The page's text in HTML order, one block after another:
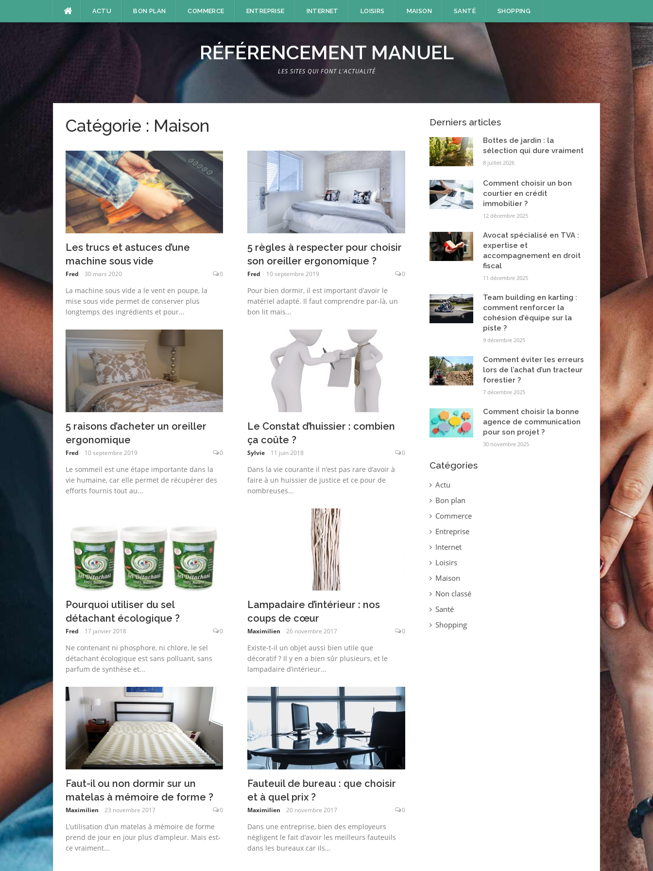
ACTU BON PLAN COMMERCE ENTREPRISE INTERNET LOISIRS MAISON SANTÉ SHOPPING
RÉFÉRENCEMENT MANUEL
LES SITES QUI FONT L'ACTUALITÉ
Catégorie : Maison
Les trucs et astuces d’une
machine sous vide
Fred 30 mars 2020 0
La machine sous vide a le vent en poupe, la
mise sous vide permet de conserver plus
longtemps des ingrédients et pour...
5 règles à respecter pour choisir
son oreiller ergonomique ?
Fred 10 septembre 2019 0
Pour bien dormir, il est important d’avoir le
matériel adapté. Il faut comprendre par-là, un
bon lit mais...
5 raisons d’acheter un oreiller
ergonomique
Fred 10 septembre 2019 0
Le sommeil est une étape importante dans la
vie humaine, car elle permet de récupérer des
efforts fournis tout au...
Le Constat d’huissier : combien
ça coûte ?
Sylvie 11 juin 2018 0
Dans la vie courante il n’est pas rare d’avoir à
faire à un huissier de justice et ce pour de
nombreuses...
Pourquoi utiliser du sel
détachant écologique ?
Fred 17 janvier 2018 0
Ne contenant ni phosphore, ni chlore, le sel
détachant écologique est sans polluant, sans
parfum de synthèse et...
Lampadaire d’intérieur : nos
coups de cœur
Maximilien 26 novembre 2017 0
Existe-t-il un objet aussi bien utile que
décoratif ? Il y en a bien sûr plusieurs, et le
lampadaire d’intérieur...
Faut-il ou non dormir sur un
matelas à mémoire de forme ?
Maximilien 23 novembre 2017 0
L’utilisation d’un matelas à mémoire de forme
prend de jour en jour plus d’ampleur. Mais est-
ce vraiment...
Fauteuil de bureau : que choisir
et à quel prix ?
Maximilien 20 novembre 2017 0
Dans une entreprise, bien des employeurs
négligent le fait d’avoir les meilleurs fauteuils
dans les bureaux car ils...
Derniers articles
Bottes de jardin : la
sélection qui dure vraiment
8 juillet 2026
Comment choisir un bon
courtier en crédit
immobilier ?
12 décembre 2025
Avocat spécialisé en TVA :
expertise et
accompagnement en droit
fiscal
11 décembre 2025
Team building en karting :
comment renforcer la
cohésion d’équipe sur la
piste ?
9 décembre 2025
Comment éviter les erreurs
lors de l’achat d’un tracteur
forestier ?
7 décembre 2025
Comment choisir la bonne
agence de communication
pour son projet ?
30 novembre 2025
Catégories
Actu
Bon plan
Commerce
Entreprise
Internet
Loisirs
Maison
Non classé
Santé
Shopping